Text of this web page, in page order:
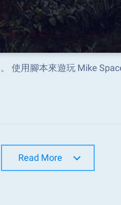
使用腳本來遊玩 Mike
Read More